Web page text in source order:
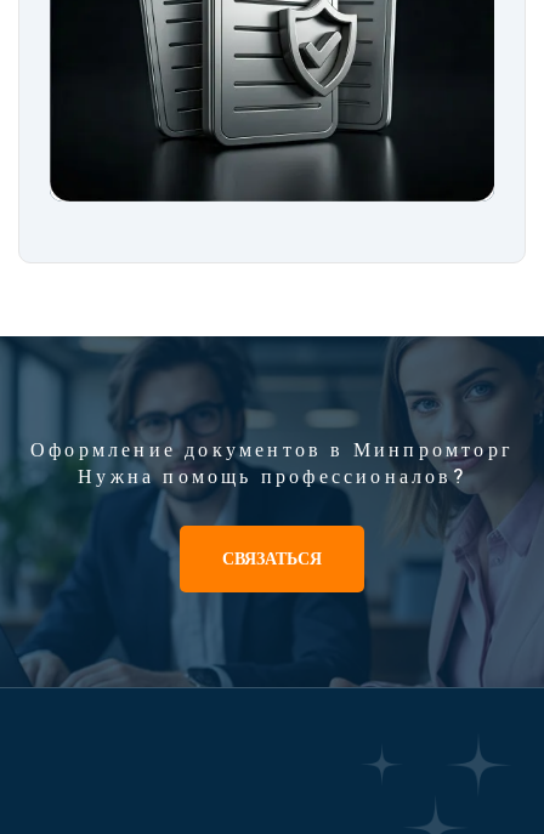
Оформление документов в Минпромторг
Нужна помощь профессионалов?
СВЯЗАТЬСЯ